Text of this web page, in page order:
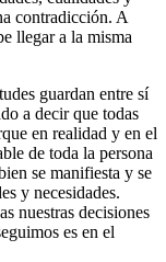
contradicción. A
llegar a la misma
guardan entre sí
a decir que todas
en realidad y en el
de toda la persona
se manifiesta y se
y necesidades.
nuestras decisiones
es en el